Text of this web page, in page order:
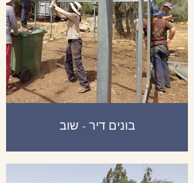
בונים דיר - שוב